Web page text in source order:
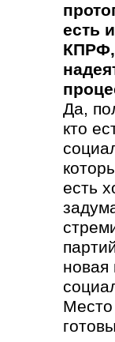
есть
КПРФ,
Да,
кто
есть
новая
Место